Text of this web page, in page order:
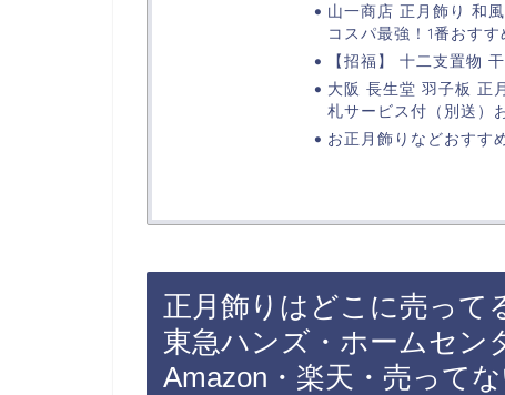
山一商店 正月飾り 和
コスパ最強！1番おすす
【招福】 十二支置物
大阪 長生堂 羽子板 正
札サービス付（別送）
お正月飾りなどおすす
正月飾りはどこに売って
東急ハンズ・ホームセン
Amazon・楽天・売って